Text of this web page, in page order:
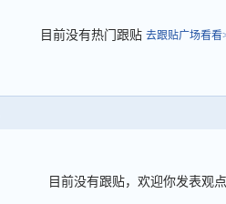
目前没有热门跟贴 去跟贴广场看看
目前没有跟贴，欢迎你发表观点